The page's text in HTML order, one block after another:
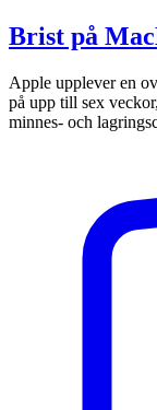
Brist på
Apple upplever en
på upp till sex
minnes- och